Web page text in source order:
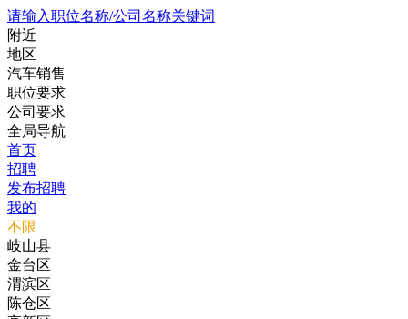
请输入职位名称/公司名称关键词
附近
地区
汽车销售
职位要求
公司要求
全局导航
首页
招聘
发布招聘
我的
不限
岐山县
金台区
渭滨区
陈仓区